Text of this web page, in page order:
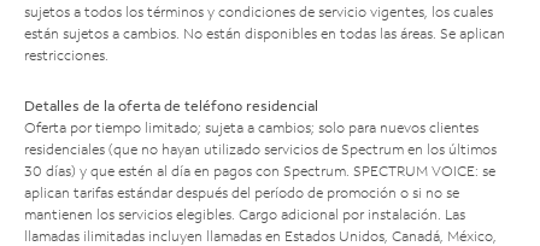
sujetos a todos los términos y condiciones de servicio vigentes, los cuales
están sujetos a cambios. No están disponibles en todas las áreas. Se aplican
restricciones.
Detalles de la oferta de teléfono residencial
Oferta por tiempo limitado; sujeta a cambios; solo para nuevos clientes
residenciales (que no hayan utilizado servicios de Spectrum en los últimos
30 días) y que estén al día en pagos con Spectrum. SPECTRUM VOICE: se
aplican tarifas estándar después del período de promoción o si no se
mantienen los servicios elegibles. Cargo adicional por instalación. Las
llamadas ilimitadas incluyen llamadas en Estados Unidos, Canadá, México,